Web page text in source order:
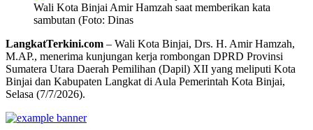
Wali Kota Binjai Amir Hamzah saat memberikan kata
sambutan (Foto: Dinas
LangkatTerkini.com – Wali Kota Binjai, Drs. H. Amir Hamzah,
M.AP., menerima kunjungan kerja rombongan DPRD Provinsi
Sumatera Utara Daerah Pemilihan (Dapil) XII yang meliputi Kota
Binjai dan Kabupaten Langkat di Aula Pemerintah Kota Binjai,
Selasa (7/7/2026).